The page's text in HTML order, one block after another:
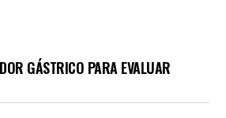
GÁSTRICO PARA EVALUAR